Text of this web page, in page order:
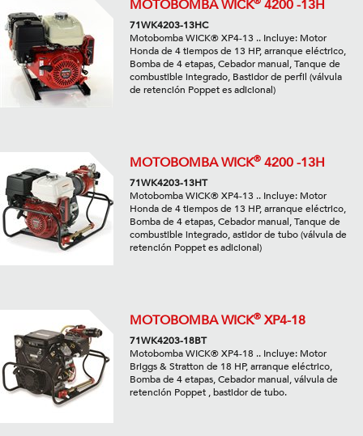
MOTOBOMBA WICK 4200 -13H
71WK4203-13HC
Motobomba WICK® XP4-13 .. Incluye: Motor
Honda de 4 tiempos de 13 HP, arranque eléctrico,
Bomba de 4 etapas, Cebador manual, Tanque de
combustible integrado, Bastidor de perfil (válvula
de retención Poppet es adicional)
MOTOBOMBA WICK® 4200 -13H
71WK4203-13HT
Motobomba WICK® XP4-13 .. Incluye: Motor
Honda de 4 tiempos de 13 HP, arranque eléctrico,
Bomba de 4 etapas, Cebador manual, Tanque de
combustible integrado, astidor de tubo (válvula de
retención Poppet es adicional)
MOTOBOMBA WICK® XP4-18
71WK4203-18BT
Motobomba WICK® XP4-18 .. Incluye: Motor
Briggs & Stratton de 18 HP, arranque eléctrico,
Bomba de 4 etapas, Cebador manual, válvula de
retención Poppet , bastidor de tubo.